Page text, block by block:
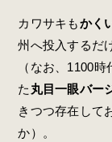
カワサキもかく
州へ投入するだ
（なお、1100
た 丸目一眼バー
きつつ存在して
か）。